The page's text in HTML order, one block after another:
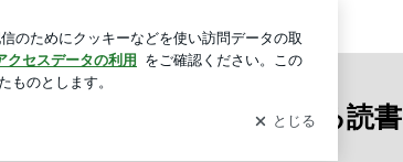
ー社長 兼 グロービス経営大学院准教授による読書日記
投資会社・コンサル会
営大学院准教授による読書